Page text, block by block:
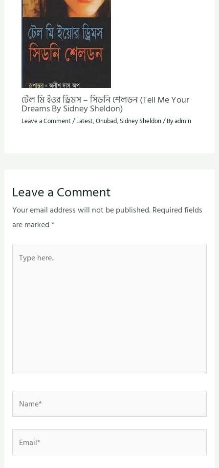
টেল মি ইওর ড্রিমস – সিডনি শেলডন (Tell Me Your
Dreams By Sidney Sheldon)
Leave a Comment/Latest,Onubad, Sidney Sheldon/ Byadmin
Leave a Comment
Your email address will not be published.Required fields
are marked*
here..
Name*
Email*